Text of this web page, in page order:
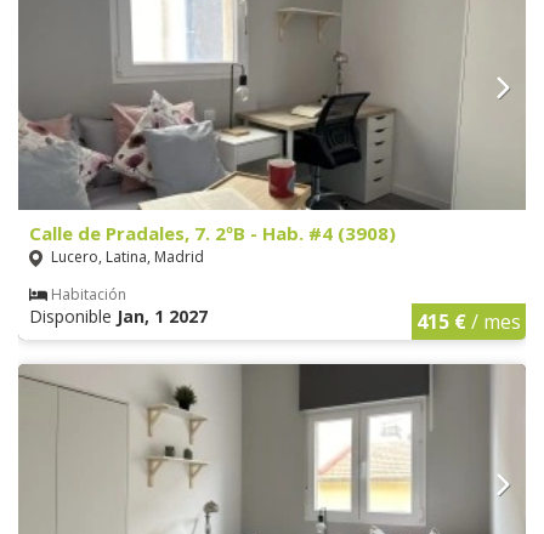
Calle de Pradales, 7. 2ºB - Hab. #4 (3908)
Lucero, Latina, Madrid
Habitación
Disponible Jan, 1 2027 415 €/ mes